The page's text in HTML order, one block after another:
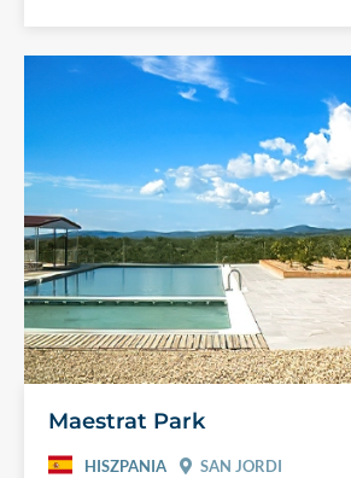
Maestrat Park
HISZPANIA SAN JORDI